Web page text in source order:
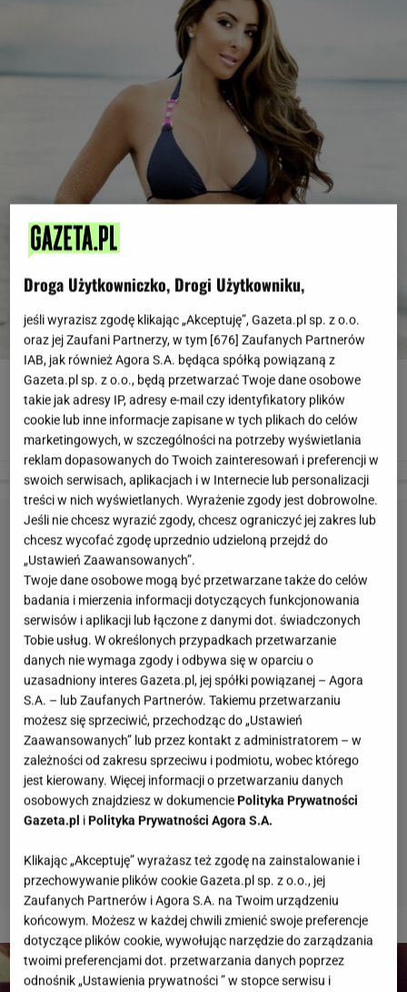
Larsa Pippen, żona koszykarza Scottiego Pippena i przyjaciółka Kim
Kardashian, mimo tego, że jest mamą czwórki dzieci i robi karierę w show
biznesie zawsze znajduje czas na trening. Podkreśla, że fitness jest jej
pasją - pomaga jej zadbać nie tylko o figurę, ale przede wszystkim o dobre
samopoczucie. Zobaczcie, jaki trening lubi najbardziej.
www.instagram.com/larsapippen
2 z 10
Droga Użytkowniczko, Drogi Użytkowniku,
jeśli wyrazisz zgodę klikając „Akceptuję”, Gazeta.pl sp. z o.o.
oraz jej Zaufani Partnerzy, w tym [676] Zaufanych Partnerów
IAB, jak również Agora S.A. będąca spółką powiązaną z
Gazeta.pl sp. z o.o., będą przetwarzać Twoje dane osobowe
takie jak adresy IP, adresy e-mail czy identyfikatory plików
cookie lub inne informacje zapisane w tych plikach do celów
marketingowych, w szczególności na potrzeby wyświetlania
reklam dopasowanych do Twoich zainteresowań i preferencji w
swoich serwisach, aplikacjach i w Internecie lub personalizacji
treści w nich wyświetlanych. Wyrażenie zgody jest dobrowolne.
Jeśli nie chcesz wyrazić zgody, chcesz ograniczyć jej zakres lub
chcesz wycofać zgodę uprzednio udzieloną przejdź do
„Ustawień Zaawansowanych”.
Twoje dane osobowe mogą być przetwarzane także do celów
badania i mierzenia informacji dotyczących funkcjonowania
serwisów i aplikacji lub łączone z danymi dot. świadczonych
Tobie usług. W określonych przypadkach przetwarzanie
danych nie wymaga zgody i odbywa się w oparciu o
uzasadniony interes Gazeta.pl, jej spółki powiązanej – Agora
S.A. – lub Zaufanych Partnerów. Takiemu przetwarzaniu
możesz się sprzeciwić, przechodząc do „Ustawień
Zaawansowanych” lub przez kontakt z administratorem – w
zależności od zakresu sprzeciwu i podmiotu, wobec którego
jest kierowany. Więcej informacji o przetwarzaniu danych
osobowych znajdziesz w dokumenciePolityka Prywatności
Gazeta.pl iPolityka Prywatności Agora S.A.
Klikając „Akceptuję” wyrażasz też zgodę na zainstalowanie i
przechowywanie plików cookie Gazeta.pl sp. z o.o., jej
Zaufanych Partnerów i Agora S.A. na Twoim urządzeniu
końcowym. Możesz w każdej chwili zmienić swoje preferencje
dotyczące plików cookie, wywołując narzędzie do zarządzania
twoimi preferencjami dot. przetwarzania danych poprzez
odnośnik „Ustawienia prywatności ” w stopce serwisu i